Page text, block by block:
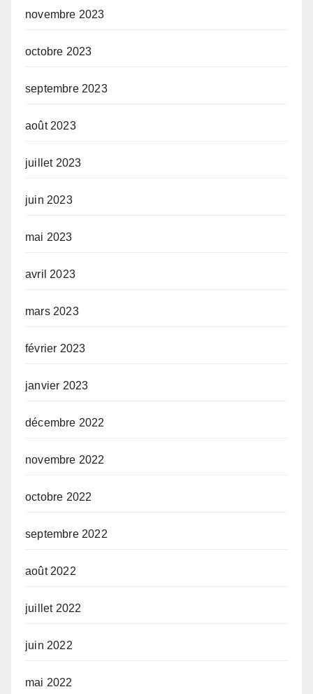
novembre 2023
octobre 2023
septembre 2023
août 2023
juillet 2023
juin 2023
mai 2023
avril 2023
mars 2023
février 2023
janvier 2023
décembre 2022
novembre 2022
octobre 2022
septembre 2022
août 2022
juillet 2022
juin 2022
mai 2022